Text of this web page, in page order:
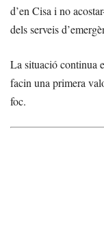
d’en Cisa i no
dels serveis
La situació continua
facin una primera
foc.